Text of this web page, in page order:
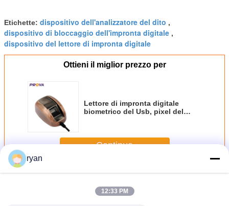
Etichette: dispositivo dell'analizzatore del dito ,
dispositivo di bloccaggio dell'impronta digitale ,
dispositivo del lettore di impronta digitale
Ottieni il miglior prezzo per
Lettore di impronta digitale
biometrico del Usb, pixel del
Continua
PiùDispositivo dell'analizzatore dell'impronta digitale
ryan
12:33 PM